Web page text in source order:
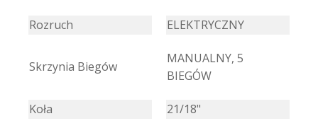
Rozruch ELEKTRYCZNY
Skrzynia Biegów
MANUALNY, 5
BIEGÓW
Koła 21/18"